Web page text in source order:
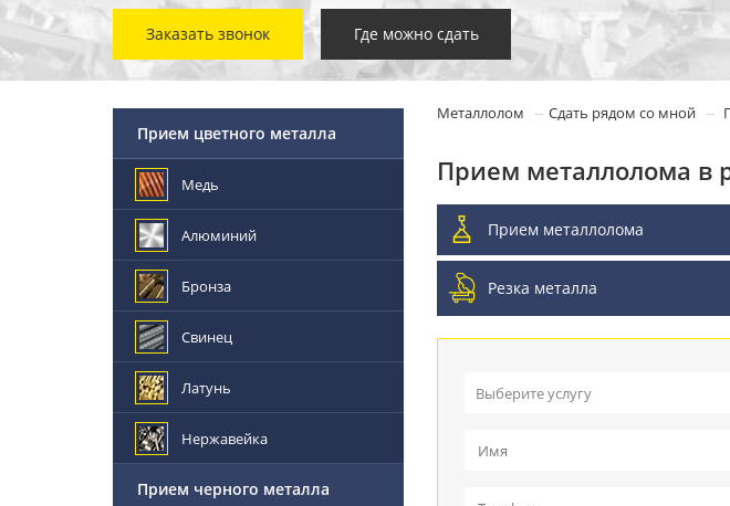
Заказать звонок Где можно сдать
Металлолом Сдать рядом со мной
Прием металлолома в
Прием металлолома
Резка металла
Выберите услугу
Прием цветного металла
Медь
Алюминий
Бронза
Свинец
Латунь
Нержавейка
Прием черного металла